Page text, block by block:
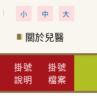
小 中 大
關於兒醫
掛號
說明
掛號
檔案